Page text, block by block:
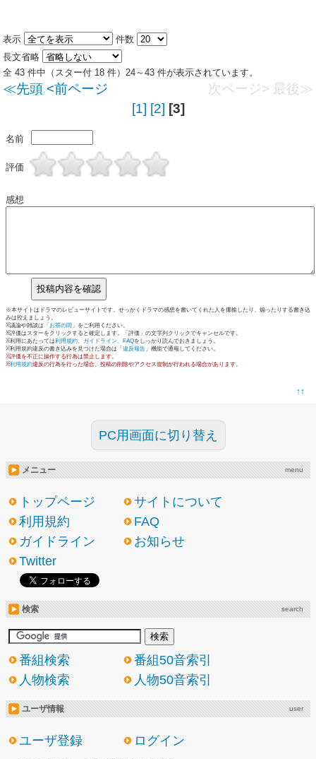
表示
件数
長文省略
全 43 件中（スター付 18 件）24～43 件が表示されています。
≪先頭 <前ページ 次ページ> 最後≫
[1] [2] [3]
名前
評価
感想
※本サイトはドラマのレビューサイトです。せっかくドラマの感想を書いてくれた人を揶揄したり、煽ったりする書き込
みは控えましょう。
※議論や雑談は「 お茶の間 」をご利用ください。
※評価はスターをクリックすると確定します。「評価」の文字列クリックでキャンセルです。
※利用にあたっては利用規約、 ガイドライン、 FAQをしっかり読んでおきましょう。
※利用規約違反の書き込みを見つけた場合は「 違反報告 」機能で通報してください。
※評価を不正に操作する行為は禁止します。
※利用規約違反の行為を行った場合、投稿の削除やアクセス規制が行われる場合があります。
↑↑
PC用画面に切り替え
メニュー menu
トップページ
サイトについて
利用規約
FAQ
ガイドライン
お知らせ
Twitter
検索 search
番組検索
番組50音索引
人物検索
人物50音索引
ユーザ情報 user
ユーザ登録 ログイン